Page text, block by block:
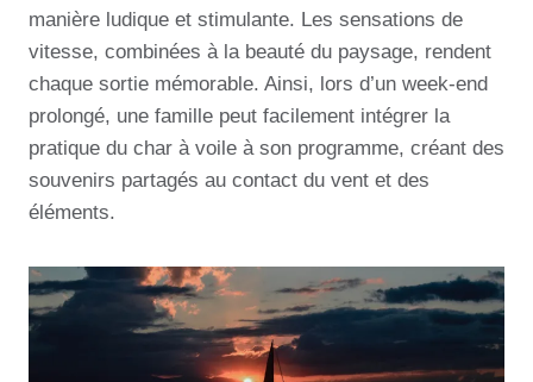
manière ludique et stimulante. Les sensations de
vitesse, combinées à la beauté du paysage, rendent
chaque sortie mémorable. Ainsi, lors d’un week-end
prolongé, une famille peut facilement intégrer la
pratique du char à voile à son programme, créant des
souvenirs partagés au contact du vent et des
éléments.